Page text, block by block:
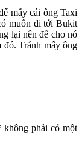
mấy cái ông Taxi
muốn đi tới Bukit
lại nên để cho nó
đó. Tránh mấy ông
không phải có một